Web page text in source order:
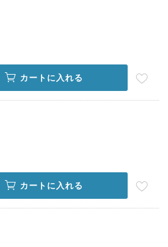
カートに入れる
カートに入れる